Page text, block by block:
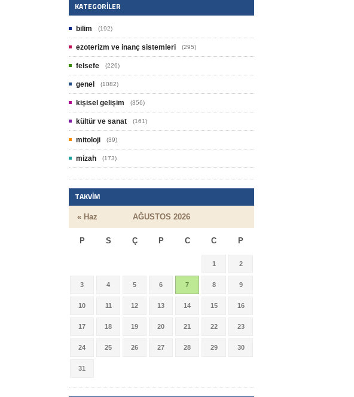
KATEGORILER
bilim (192)
ezoterizm ve inanç sistemleri (295)
felsefe (226)
genel (1082)
kişisel gelişim (356)
kültür ve sanat (161)
mitoloji (39)
mizah (173)
TAKVIM
AĞUSTOS 2026
P S Ç P C C P
« Haz
1 2
3 4 5 6 7 8 9
10 11 12 13 14 15 16
17 18 19 20 21 22 23
24 25 26 27 28 29 30
31